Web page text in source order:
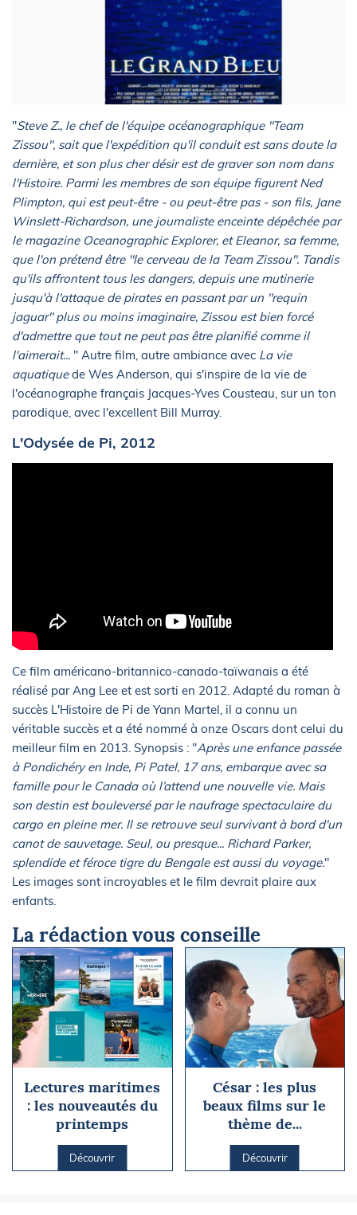
"Steve Z., le chef de l'équipe océanographique "Team
Zissou", sait que l'expédition qu'il conduit est sans doute la
dernière, et son plus cher désir est de graver son nom dans
l'Histoire. Parmi les membres de son équipe figurent Ned
Plimpton, qui est peut-être - ou peut-être pas - son fils, Jane
Winslett-Richardson, une journaliste enceinte dépêchée par
le magazine Oceanographic Explorer, et Eleanor, sa femme,
que l'on prétend être "le cerveau de la Team Zissou". Tandis
qu'ils affrontent tous les dangers, depuis une mutinerie
jusqu'à l'attaque de pirates en passant par un "requin
jaguar" plus ou moins imaginaire, Zissou est bien forcé
d'admettre que tout ne peut pas être planifié comme il
l'aimerait... " Autre film, autre ambiance avec La vie
aquatiquede Wes Anderson, qui s'inspire de la vie de
l'océanographe français Jacques-Yves Cousteau, sur un ton
parodique, avec l'excellent Bill Murray.
L'Odysée de Pi, 2012
Ce film américano-britannico-canado-taïwanais a été
réalisé par Ang Lee et est sorti en 2012. Adapté du roman à
succès L'Histoire de Pi de Yann Martel, il a connu un
véritable succès et a été nommé à onze Oscars dont celui du
meilleur film en 2013. Synopsis : "Après une enfance passée
à Pondichéry en Inde, Pi Patel, 17 ans, embarque avec sa
famille pour le Canada où l’attend une nouvelle vie. Mais
son destin est bouleversé par le naufrage spectaculaire du
cargo en pleine mer. Il se retrouve seul survivant à bord d'un
canot de sauvetage. Seul, ou presque... Richard Parker,
splendide et féroce tigre du Bengale est aussi du voyage."
Les images sont incroyables et le film devrait plaire aux
enfants.
La rédaction vous conseille
Lectures maritimes
: les nouveautés du
printemps
Découvrir
César : les plus
beaux films sur le
thème de...
Découvrir